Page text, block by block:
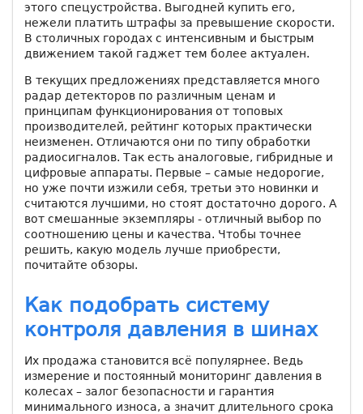
этого спецустройства. Выгодней купить его,
нежели платить штрафы за превышение скорости.
В столичных городах с интенсивным и быстрым
движением такой гаджет тем более актуален.
В текущих предложениях представляется много
радар детекторов по различным ценам и
принципам функционирования от топовых
производителей, рейтинг которых практически
неизменен. Отличаются они по типу обработки
радиосигналов. Так есть аналоговые, гибридные и
цифровые аппараты. Первые – самые недорогие,
но уже почти изжили себя, третьи это новинки и
считаются лучшими, но стоят достаточно дорого. А
вот смешанные экземпляры - отличный выбор по
соотношению цены и качества. Чтобы точнее
решить, какую модель лучше приобрести,
почитайте обзоры.
Как подобрать систему
контроля давления в шинах
Их продажа становится всё популярнее. Ведь
измерение и постоянный мониторинг давления в
колесах – залог безопасности и гарантия
минимального износа, а значит длительного срока